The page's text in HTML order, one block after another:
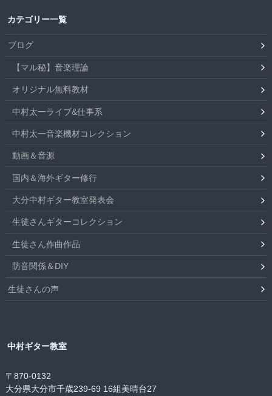
カテゴリー一覧
ブログ
【マル秘】音楽理論
オリジナル無料教材
中村太一ライブ&仕事系
中村太一音楽機材コレクション
動画＆音源
国内＆海外ギター修行
大分中村ギター教室発表会
生徒さんギターコレクション
生徒さん作曲作品
防音関係＆DIY
生徒さんの声
中村ギター教室
〒870-0132
大分県大分市千歳239-69 16組美晴台27